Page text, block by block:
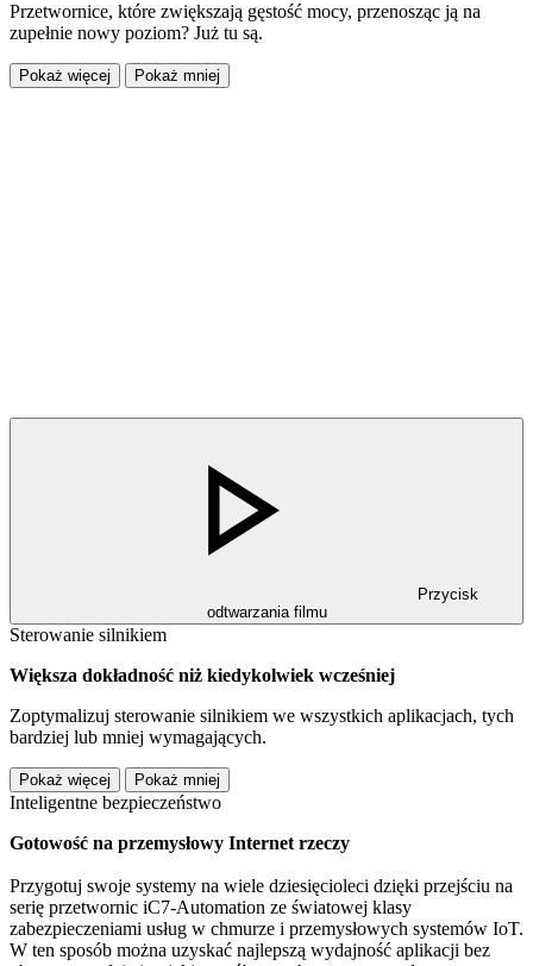
Przetwornice, które zwiększają gęstość mocy, przenosząc ją na
zupełnie nowy poziom? Już tu są.
Pokaż więcej Pokaż mniej
Przycisk
odtwarzania filmu
Sterowanie silnikiem
Większa dokładność niż kiedykolwiek wcześniej
Zoptymalizuj sterowanie silnikiem we wszystkich aplikacjach, tych
bardziej lub mniej wymagających.
Pokaż więcej Pokaż mniej
Inteligentne bezpieczeństwo
Gotowość na przemysłowy Internet rzeczy
Przygotuj swoje systemy na wiele dziesięcioleci dzięki przejściu na
serię przetwornic iC7-Automation ze światowej klasy
zabezpieczeniami usług w chmurze i przemysłowych systemów IoT.
W ten sposób można uzyskać najlepszą wydajność aplikacji bez